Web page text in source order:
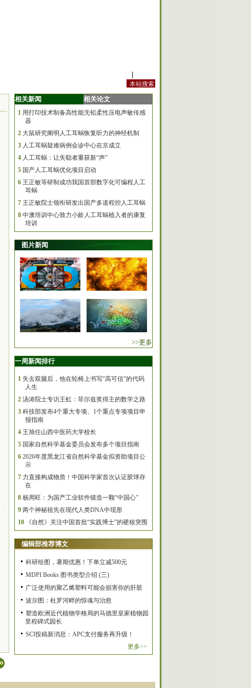
相关新闻 相关论文
1 用打印技术制备高性能无铅柔性压电声敏传感
器
2 大鼠研究阐明人工耳蜗恢复听力的神经机制
3 人工耳蜗疑难病例会诊中心在京成立
4 人工耳蜗：让失聪者重获新“声”
5 国产人工耳蜗优化项目启动
6 王正敏等研制成功我国首部数字化可编程人工
耳蜗
7 王正敏院士领衔研发出国产多道程控人工耳蜗
8 中澳培训中心致力小龄人工耳蜗植入者的康复
培训
图片新闻
>>更多
一周新闻排行
1 失去双腿后，他在轮椅上书写“高可信”的代码
人生
2 汤涛院士专访王虹：菲尔兹奖得主的数学之路
3 科技部发布4个重大专项、1个重点专项项目申
报指南
4 王旭任山西中医药大学校长
5 国家自然科学基金委员会发布多个项目指南
6 2026年度黑龙江省自然科学基金拟资助项目公
示
7 力直接构成物质！中国科学家首次认证胶球存
在
8 杨周旺：为国产工业软件锻造一颗“中国心”
9 两个神秘祖先在现代人类DNA中现形
10
《自然》关注中国首批“实践博士”的硬核突围
编辑部推荐博文
科研绘图，暑期优惠！下单立减500元
MDPI Books 图书类型介绍 (三)
广泛使用的聚乙烯塑料可能会损害你的肝脏
波尔图：杜罗河畔的惊魂与治愈
塑造欧洲近代植物学格局的马德里皇家植物园
里程碑式园长
SCI投稿新消息：APC支付服务再升级！
更多>>